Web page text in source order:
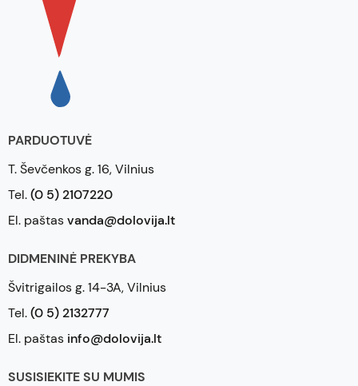
PARDUOTUVĖ
T. Ševčenkos g. 16, Vilnius
Tel.(0 5) 2107220
El. paštasvanda@dolovija.lt
DIDMENINĖ PREKYBA
Švitrigailos g. 14-3A, Vilnius
Tel.(0 5) 2132777
El. paštas info@dolovija.lt
SUSISIEKITE SU MUMIS